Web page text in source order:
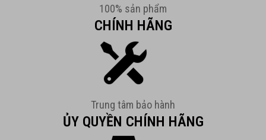
100% sản phẩm
CHÍNH HÃNG
Trung tâm bảo hành
ỦY QUYỀN CHÍNH HÃNG